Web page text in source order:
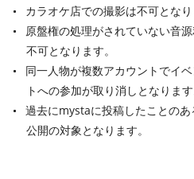
カラオケ店での撮影は不可となり
原盤権の処理がされていない音
不可となります。
同一人物が複数アカウントでイ
トへの参加が取り消しとなります
過去にmystaに投稿したことの
公開の対象となります。